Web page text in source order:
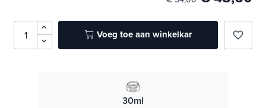
Voeg toe aan winkelkar favorite_border
30ml